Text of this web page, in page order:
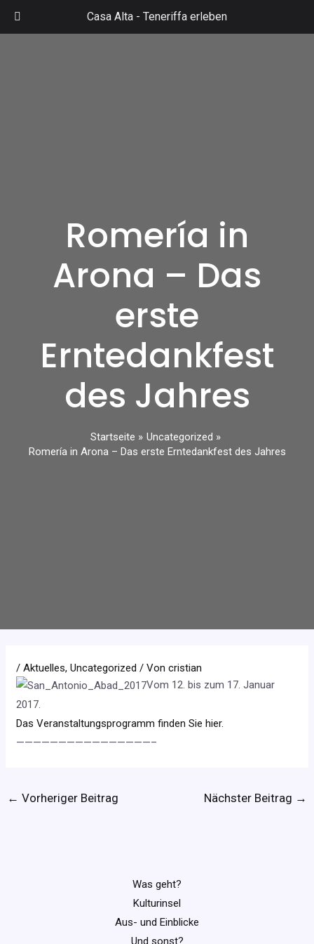
Casa Alta - Teneriffa erleben
Romería in
Arona – Das
erste
Erntedankfest
des Jahres
Startseite
Uncategorized
Romería in Arona – Das erste Erntedankfest des Jahres
/Aktuelles,Uncategorized / Voncristian
Vom 12. bis zum 17. Januar
2017.
DasVeranstaltungsprogramm finden Sie hier.
————————————————–
← Vorheriger Beitrag Nächster Beitrag →
Was geht?
Kulturinsel
Aus- und Einblicke
Und sonst?